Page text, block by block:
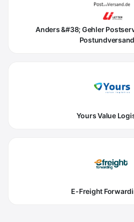
Anders &#38; Gehler
Yours Value
E-Freight